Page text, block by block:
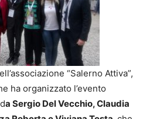
“Salerno Attiva”,
ha organizzato l’evento
a Sergio Del Vecchio, Claudia